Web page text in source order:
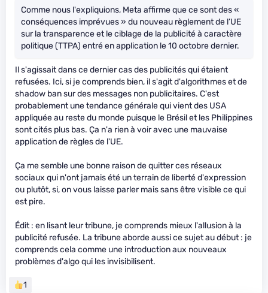
Comme nous l'expliquions, Meta affirme que ce sont des «
conséquences imprévues » du nouveau règlement de l’UE
sur la transparence et le ciblage de la publicité à caractère
politique (TTPA) entré en application le 10 octobre dernier.
Il s'agissait dans ce dernier cas des publicités qui étaient
refusées. Ici, si je comprends bien, il s'agit d'algorithmes et de
shadow ban sur des messages non publicitaires. C'est
probablement une tendance générale qui vient des USA
appliquée au reste du monde puisque le Brésil et les Philippines
sont cités plus bas. Ça n'a rien à voir avec une mauvaise
application de règles de l'UE.
Ça me semble une bonne raison de quitter ces réseaux
sociaux qui n'ont jamais été un terrain de liberté d'expression
ou plutôt, si, on vous laisse parler mais sans être visible ce qui
est pire.
Édit : en lisant leur tribune, je comprends mieux l'allusion à la
publicité refusée. La tribune aborde aussi ce sujet au début : je
comprends cela comme une introduction aux nouveaux
problèmes d'algo qui les invisibilisent.
1